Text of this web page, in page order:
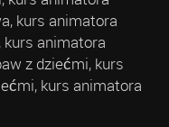
kurs animatora
animatora
z dziećmi, kurs
kurs animatora